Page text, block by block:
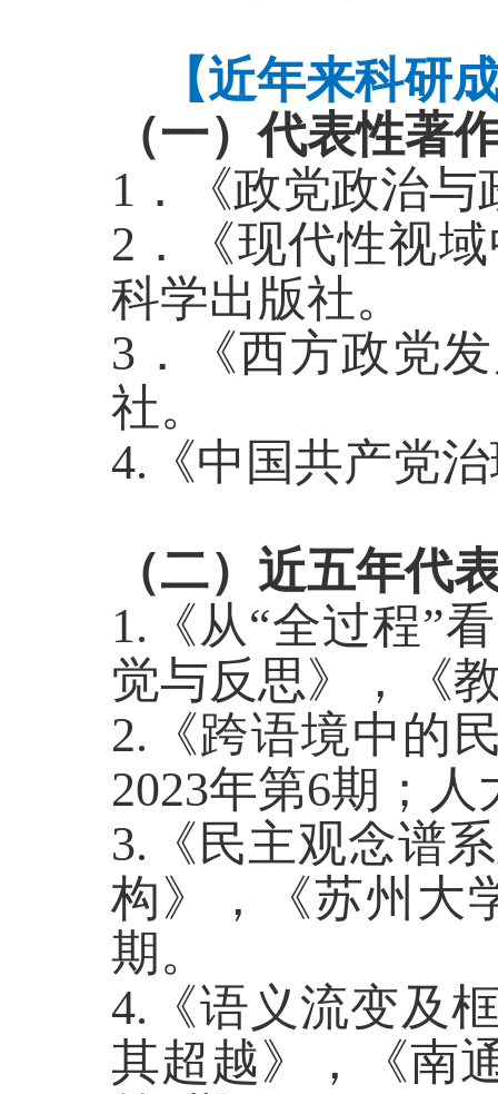
【近年来科研
（一）代表性著
1．《政党政治
2．《现代性视
科学出版社。
3．《西方政党
社。
4.《中国共产党
（二） 近五年代
1.《从“全过程”
觉与反思》，《
2.《跨语境中的
2023年第6期；
3.《民主观念谱
构》，《苏州大
期。
4.《语义流变及
其超越》，《南